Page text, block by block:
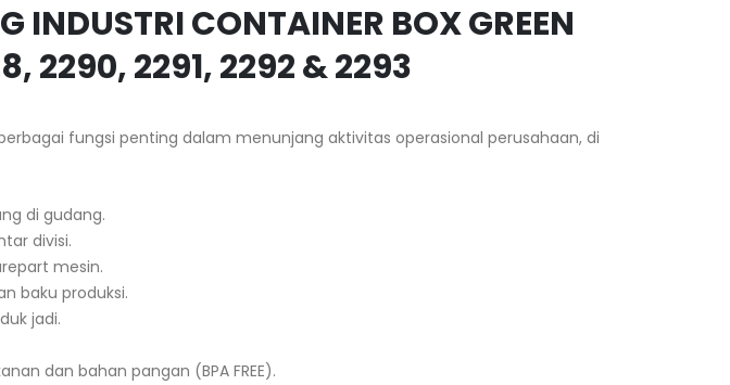
INDUSTRI CONTAINER BOX GREEN
2290, 2291, 2292 & 2293
fungsi penting dalam menunjang aktivitas operasional perusahaan, di
di gudang.
divisi.
mesin.
baku produksi.
jadi.
dan bahan pangan (BPA FREE).